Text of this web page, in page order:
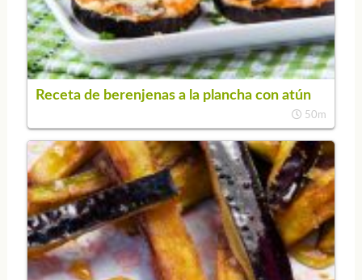
Receta de berenjenas a la plancha con atún
50m